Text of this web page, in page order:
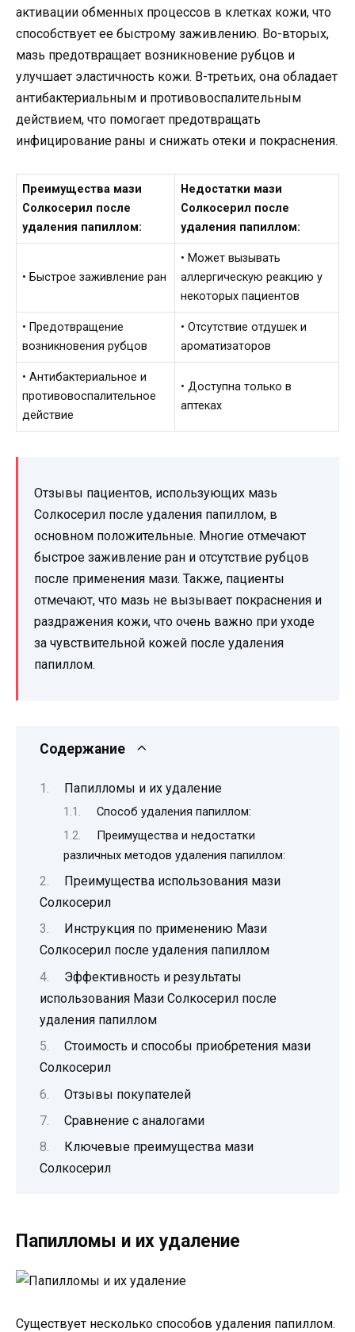
активации обменных процессов в клетках кожи, что
способствует ее быстрому заживлению. Во-вторых,
мазь предотвращает возникновение рубцов и
улучшает эластичность кожи. В-третьих, она обладает
антибактериальным и противовоспалительным
действием, что помогает предотвращать
инфицирование раны и снижать отеки и покраснения.
Преимущества мази
Солкосерил после
удаления папиллом:
Недостатки мази
Солкосерил после
удаления папиллом:
• Быстрое заживление ран
• Может вызывать
аллергическую реакцию у
некоторых пациентов
• Предотвращение
возникновения рубцов
• Отсутствие отдушек и
ароматизаторов
• Антибактериальное и
противовоспалительное
действие
• Доступна только в
аптеках
Отзывы пациентов, использующих мазь
Солкосерил после удаления папиллом, в
основном положительные. Многие отмечают
быстрое заживление ран и отсутствие рубцов
после применения мази. Также, пациенты
отмечают, что мазь не вызывает покраснения и
раздражения кожи, что очень важно при уходе
за чувствительной кожей после удаления
папиллом.
Содержание
Папилломы и их удаление
Способ удаления папиллом:
Преимущества и недостатки
различных методов удаления папиллом:
Преимущества использования мази
Солкосерил
Инструкция по применению Мази
Солкосерил после удаления папиллом
Эффективность и результаты
использования Мази Солкосерил после
удаления папиллом
Стоимость и способы приобретения мази
Солкосерил
Отзывы покупателей
Сравнение с аналогами
Ключевые преимущества мази
Солкосерил
Папилломы и их удаление
Существует несколько способов удаления папиллом.